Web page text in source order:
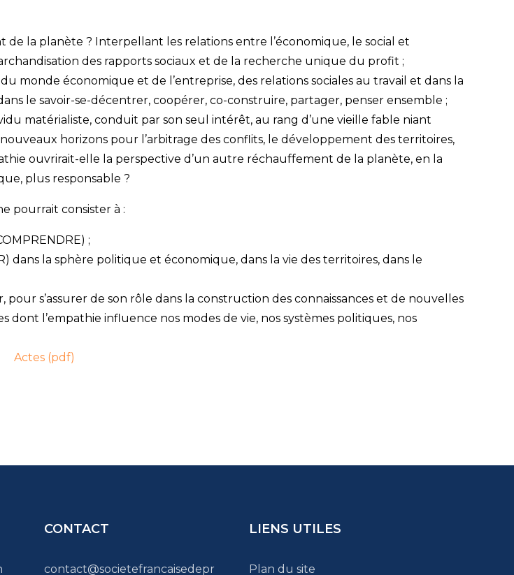
la planète ? Interpellant les relations entre l’économique, le social et
des rapports sociaux et de la recherche unique du profit ;
économique et de l’entreprise, des relations sociales au travail et dans la
le savoir-se-décentrer, coopérer, co-construire, partager, penser ensemble ;
matérialiste, conduit par son seul intérêt, au rang d’une vieille fable niant
horizons pour l’arbitrage des conflits, le développement des territoires,
ouvrirait-elle la perspective d’un autre réchauffement de la planète, en la
plus responsable ?
pourrait consister à :
;
dans la sphère politique et économique, dans la vie des territoires, dans le
pour s’assurer de son rôle dans la construction des connaissances et de nouvelles
l’empathie influence nos modes de vie, nos systèmes politiques, nos
Actes (pdf)
CONTACT
contact@societefrancaisedepr
LIENS UTILES
Plan du site